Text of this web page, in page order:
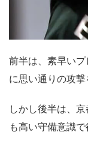
前半は、素早い
に思い通りの攻撃
しかし後半は、
も高い守備意識で